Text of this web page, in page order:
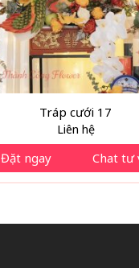
Tráp cưới 17
Liên hệ
Đặt ngay Chat tư